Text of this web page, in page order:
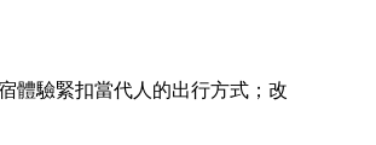
體驗緊扣當代人的出行方式；改